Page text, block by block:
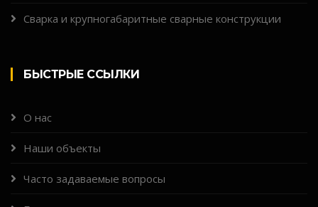
Сварка и крупногабаритные сварные конструкции
БЫСТРЫЕ ССЫЛКИ
О нас
Наши объекты
Часто задаваемые вопросы